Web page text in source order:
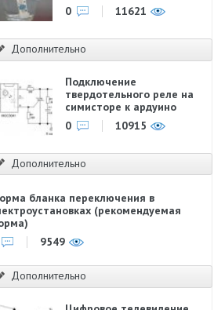
0
11621
Дополнительно
Подключение
твердотельного реле на
симисторе к ардуино
0
10915
Дополнительно
бланка переключения в
(рекомендуемая
9549
Дополнительно